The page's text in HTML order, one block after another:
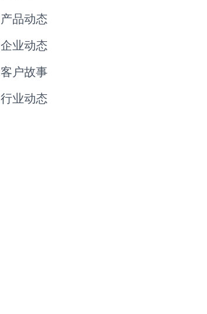
产品动态
企业动态
客户故事
行业动态